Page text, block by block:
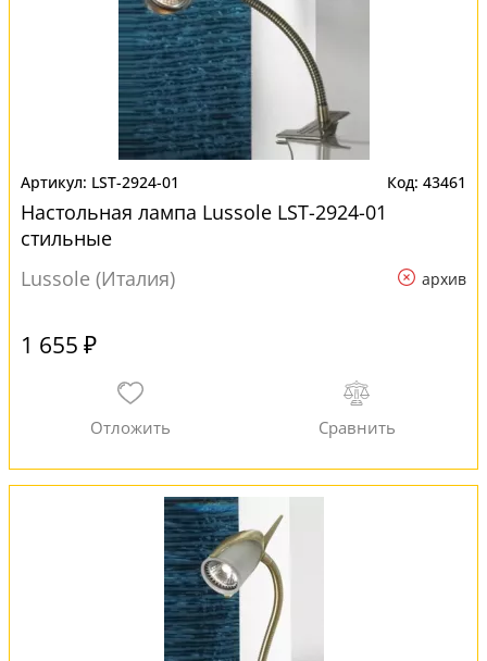
LST-2924-01 43461
Настольная лампа Lussole LST-2924-01
стильные
Lussole (Италия)
архив
1 655 ₽